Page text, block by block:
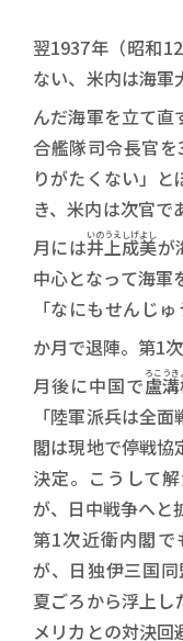
翌1937年（昭和
ない、米内は海軍
んだ海軍を立て直
合艦隊司令長官
りがたくない」
き、米内は次官
月には井上成美
いのうえしげよしが
中心となって海軍
「なにもせんじ
か月で退陣。第1次
月後に中国で盧
ろこうき
「陸軍派兵は全
閣は現地で停戦協
決定。こうして
が、日中戦争へと
第1次近衛内閣で
が、日独伊三国同
夏ごろから浮上
メリカとの対決